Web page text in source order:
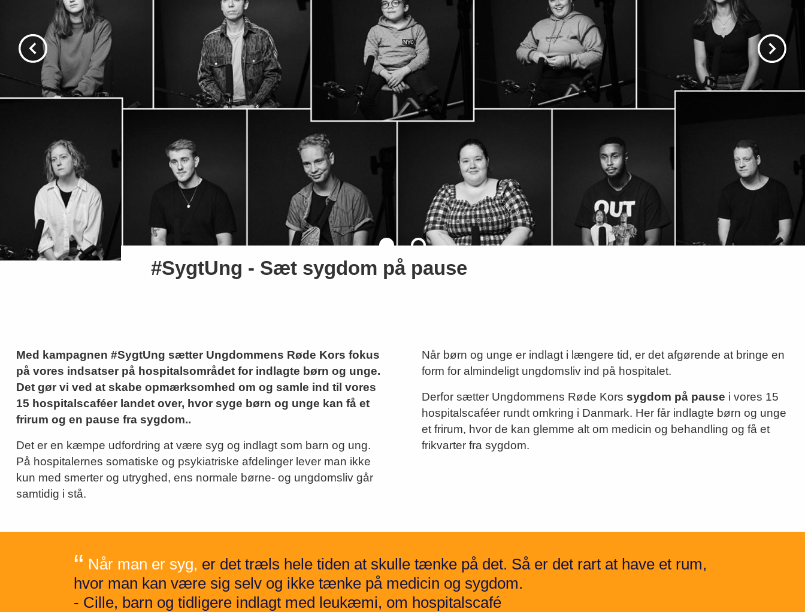
#SygtUng - Sæt sygdom på pause
Med kampagnen #SygtUng sætter Ungdommens Røde Kors fokus
på vores indsatser på hospitalsområdet for indlagte børn og unge.
Det gør vi ved at skabe opmærksomhed om og samle ind til vores
15 hospitalscaféer landet over, hvor syge børn og unge kan få et
frirum og en pause fra sygdom..
Det er en kæmpe udfordring at være syg og indlagt som barn og ung.
På hospitalernes somatiske og psykiatriske afdelinger lever man ikke
kun med smerter og utryghed, ens normale børne- og ungdomsliv går
samtidig i stå.
Når børn og unge er indlagt i længere tid, er det afgørende at bringe en
form for almindeligt ungdomsliv ind på hospitalet.
Derfor sætter Ungdommens Røde Kors sygdom på pause i vores 15
hospitalscaféer rundt omkring i Danmark. Her får indlagte børn og unge
et frirum, hvor de kan glemme alt om medicin og behandling og få et
frikvarter fra sygdom.
Når man er syg, er det træls hele tiden at skulle tænke på det. Så er det rart at have et rum,
hvor man kan være sig selv og ikke tænke på medicin og sygdom.
- Cille, barn og tidligere indlagt med leukæmi, om hospitalscafé